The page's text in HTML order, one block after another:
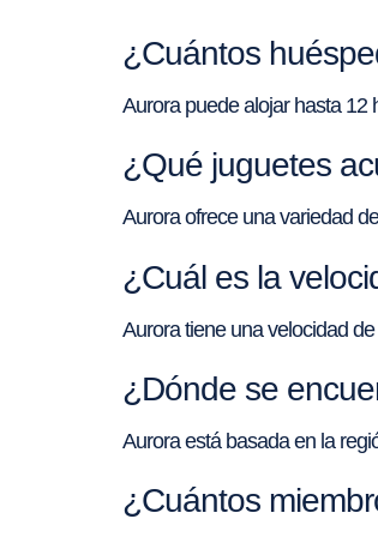
¿Cuántos
Aurora puede alojar hasta 12
¿Qué juguetes
Aurora ofrece una variedad
¿Cuál es la
Aurora tiene una velocidad
¿Dónde se
Aurora está basada en la
¿Cuántos